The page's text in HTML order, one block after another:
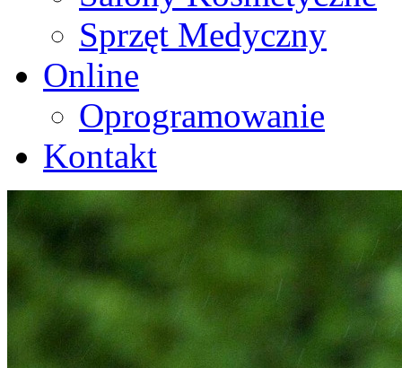
Sprzęt Medyczny
Online
Oprogramowanie
Kontakt